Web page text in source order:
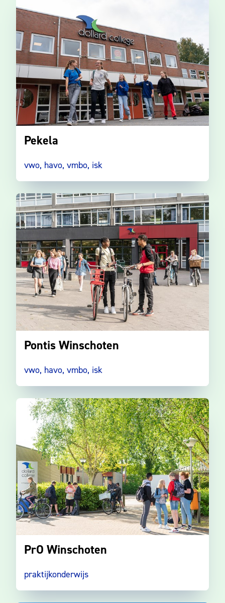
Pekela
vwo, havo, vmbo, isk
Pontis Winschoten
vwo, havo, vmbo, isk
PrO Winschoten
praktijkonderwijs